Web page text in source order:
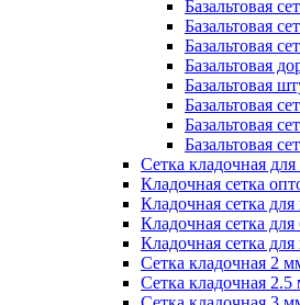
Базальтовая
Базальтовая
Базальтовая
Базальтовая
Базальтовая
Базальтовая
Базальтовая
Базальтовая
Сетка кладочная
Кладочная сетка
Кладочная сетка
Кладочная сетка для
Кладочная сетка
Сетка кладочная 2
Сетка кладочная 2.5